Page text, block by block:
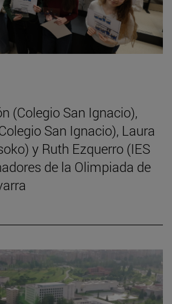
(Colegio San Ignacio),
San Ignacio), Laura
y Ruth Ezquerro (IES
de la Olimpiada de